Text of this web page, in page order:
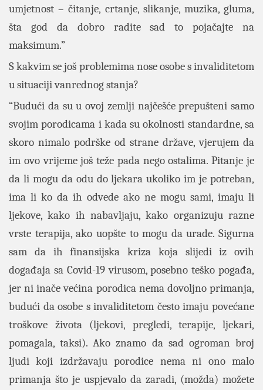
umjetnost – čitanje, crtanje, slikanje, muzika, gluma,
šta god da dobro radite sad to pojačajte na
maksimum.”
S kakvim se još problemima nose osobe s invaliditetom
u situaciji vanrednog stanja?
“Budući da su u ovoj zemlji najčešće prepušteni samo
svojim porodicama i kada su okolnosti standardne, sa
skoro nimalo podrške od strane države, vjerujem da
im ovo vrijeme još teže pada nego ostalima. Pitanje je
da li mogu da odu do ljekara ukoliko im je potreban,
ima li ko da ih odvede ako ne mogu sami, imaju li
ljekove, kako ih nabavljaju, kako organizuju razne
vrste terapija, ako uopšte to mogu da urade. Sigurna
sam da ih finansijska kriza koja slijedi iz ovih
događaja sa Covid-19 virusom, posebno teško pogađa,
jer ni inače većina porodica nema dovoljno primanja,
budući da osobe s invaliditetom često imaju povećane
troškove života (ljekovi, pregledi, terapije, ljekari,
pomagala, taksi). Ako znamo da sad ogroman broj
ljudi koji izdržavaju porodice nema ni ono malo
primanja što je uspjevalo da zaradi, (možda) možete